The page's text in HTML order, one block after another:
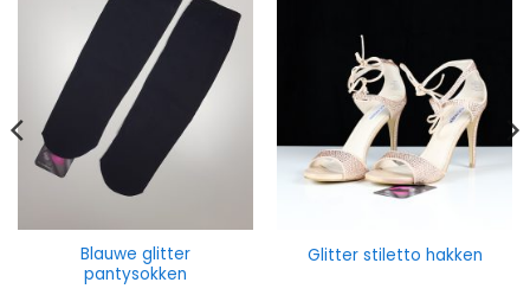
Blauwe glitter
pantysokken
Glitter stiletto hakken